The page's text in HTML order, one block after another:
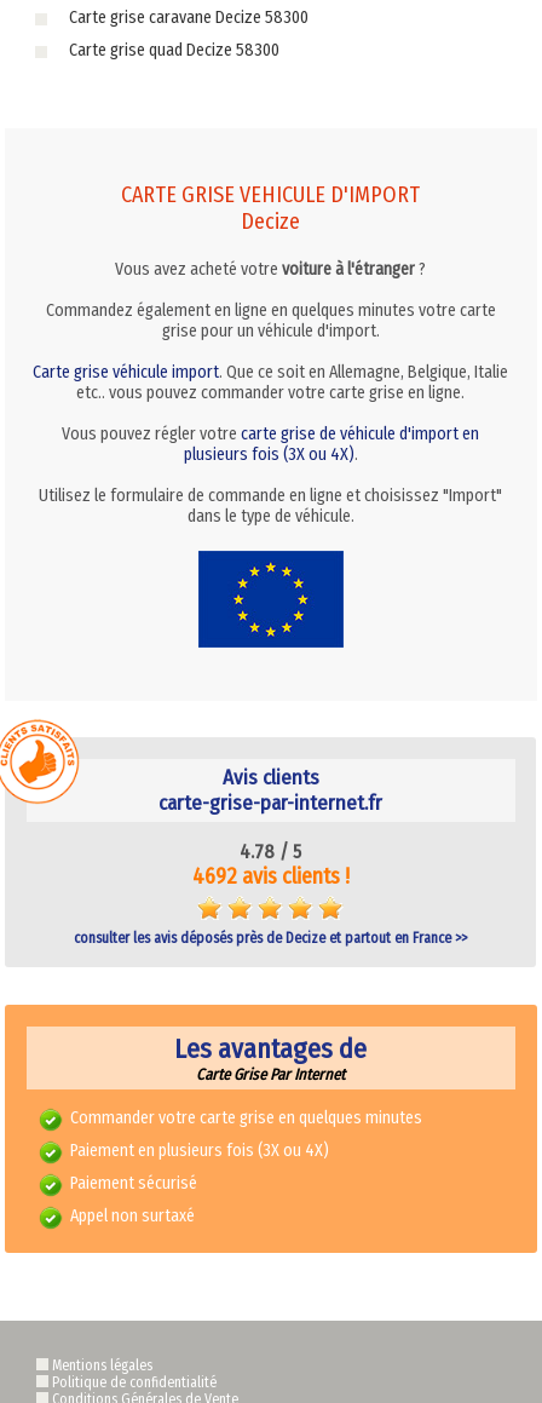
Carte grise caravane Decize 58300
Carte grise quad Decize 58300
CARTE GRISE VEHICULE D'IMPORT
Decize
Vous avez acheté votrevoiture à l'étranger?
Commandez également en ligne en quelques minutes votre carte
grise pour un véhicule d'import.
Carte grise véhicule import. Que ce soit en Allemagne, Belgique, Italie
etc.. vous pouvez commander votre carte grise en ligne.
Vous pouvez régler votrecarte grise de véhicule d'import en
plusieurs fois (3X ou 4X).
Utilisez le formulaire de commande en ligne et choisissez "Import"
dans le type de véhicule.
Avis clients
carte-grise-par-internet.fr
4.78 /5
4692 avis clients !
consulter les avis déposés près de Decize et partout en France >>
Les avantages de
Carte Grise Par Internet
Commander votre carte grise en quelques minutes
Paiement en plusieurs fois (3X ou 4X)
Paiement sécurisé
Appel non surtaxé
Mentions légales
Politique de confidentialité
Conditions Générales de Vente